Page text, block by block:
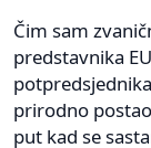
Čim sam
predstavnika
prirodno
put kad se